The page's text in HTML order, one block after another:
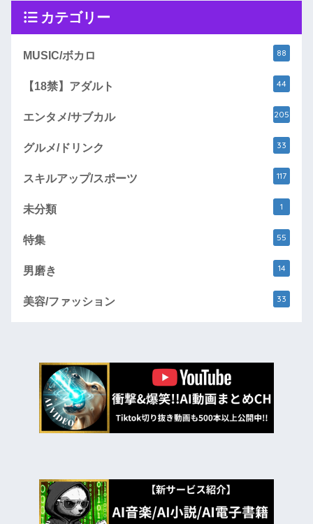
カテゴリー
MUSIC/ボカロ 88
【18禁】アダルト 44
エンタメ/サブカル 205
グルメ/ドリンク 33
スキルアップ/スポーツ 117
未分類 1
特集 55
男磨き 14
美容/ファッション 33